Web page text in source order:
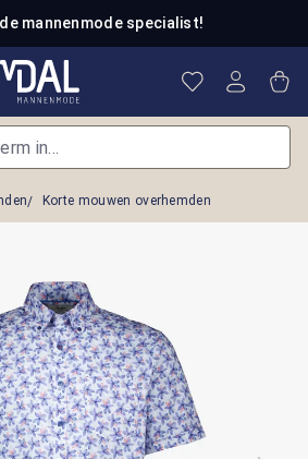
mannenmode specialist!
Je hebt 0
Korte mouwen overhemden